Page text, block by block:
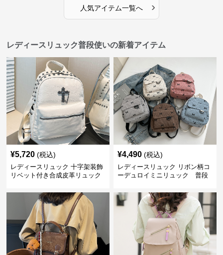
人気アイテム一覧へ ›
レディースリュック普段使いの新着アイテム
¥5,720 (税込)
レディースリュック 十字架装飾
リベット付き合成皮革リュック
¥4,490 (税込)
レディースリュック リボン柄コ
ーデュロイミニリュック 普段